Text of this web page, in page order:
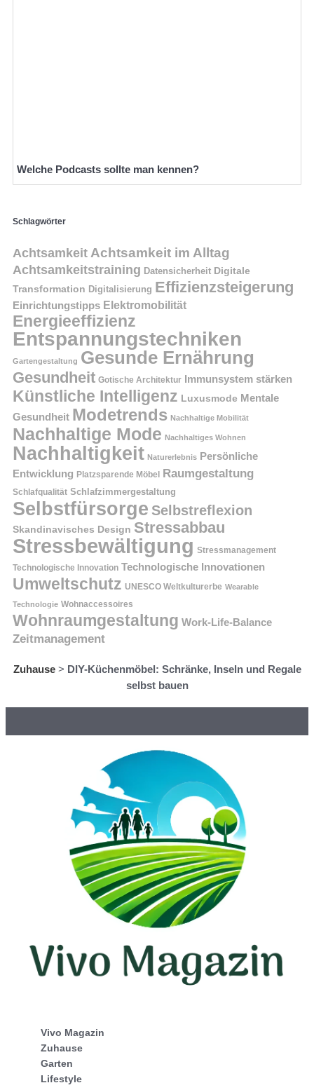
Welche Podcasts sollte man kennen?
Schlagwörter
Achtsamkeit Achtsamkeit im Alltag
Achtsamkeitstraining Datensicherheit Digitale
Transformation Digitalisierung Effizienzsteigerung
Einrichtungstipps Elektromobilität
Energieeffizienz
Entspannungstechniken
Gartengestaltung Gesunde Ernährung
Gesundheit Gotische Architektur Immunsystem stärken
Künstliche Intelligenz Luxusmode Mentale
Gesundheit Modetrends Nachhaltige Mobilität
Nachhaltige Mode Nachhaltiges Wohnen
Nachhaltigkeit Naturerlebnis Persönliche
Entwicklung Platzsparende Möbel Raumgestaltung
Schlafqualität Schlafzimmergestaltung
Selbstfürsorge Selbstreflexion
Skandinavisches Design Stressabbau
Stressbewältigung Stressmanagement
Technologische Innovation Technologische Innovationen
Umweltschutz UNESCO Weltkulturerbe Wearable
Technologie Wohnaccessoires
Wohnraumgestaltung Work-Life-Balance
Zeitmanagement
Zuhause> DIY-Küchenmöbel: Schränke, Inseln und Regale
selbst bauen
Vivo Magazin
Zuhause
Garten
Lifestyle